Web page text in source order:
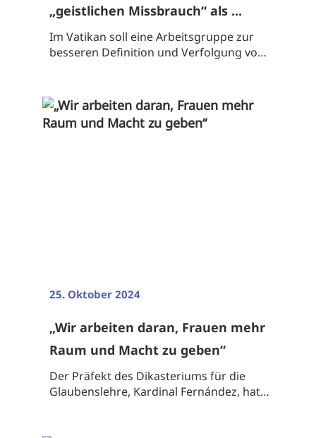
„geistlichen Missbrauch“ als ...
Im Vatikan soll eine Arbeitsgruppe zur
besseren Definition und Verfolgung von
25. Oktober 2024
„Wir arbeiten daran, Frauen mehr
Raum und Macht zu geben“
Der Präfekt des Dikasteriums für die
Glaubenslehre, Kardinal Fernández, hat